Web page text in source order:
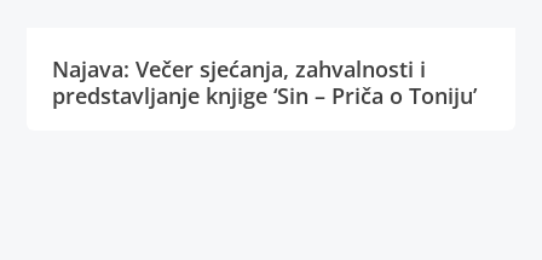
Najava: Večer sjećanja, zahvalnosti i
predstavljanje knjige ‘Sin – Priča o Toniju’